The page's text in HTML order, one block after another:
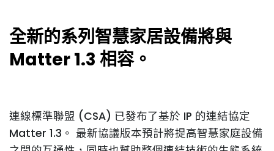
全新的系列智慧家居設備將與
Matter 1.3 相容。
連線標準聯盟 (CSA) 已發布了基於 IP 的連結協定
Matter 1.3。 最新協議版本預計將提高智慧家庭設備